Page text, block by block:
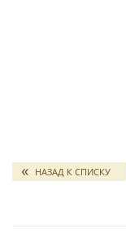
*
НАЗАД К СПИСКУ